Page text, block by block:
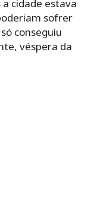
cidade estava
sofrer
conseguiu
véspera da